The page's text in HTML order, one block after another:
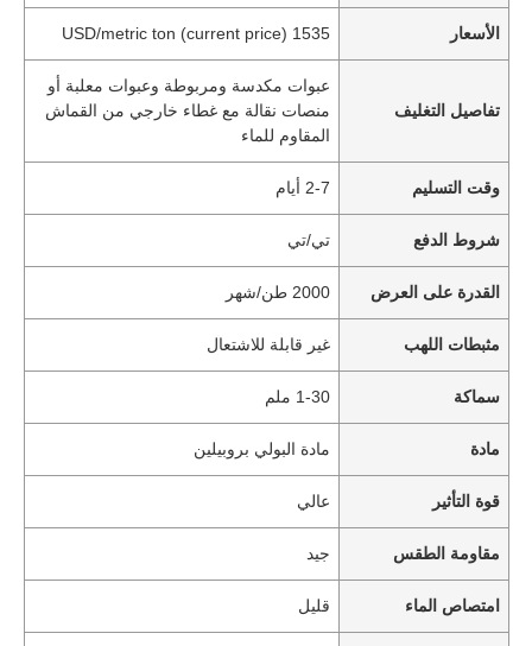
الأسعار 1535 USD/metric ton (current price)
تفاصيل التغليف
عبوات مكدسة ومربوطة وعبوات معلبة أو
منصات نقالة مع غطاء خارجي من القماش
المقاوم للماء
وقت التسليم 2-7 أيام
شروط الدفع تي/تي
القدرة على العرض 2000 طن/شهر
مثبطات اللهب غير قابلة للاشتعال
سماكة 1-30 ملم
مادة مادة البولي بروبيلين
قوة التأثير عالي
مقاومة الطقس جيد
امتصاص الماء قليل